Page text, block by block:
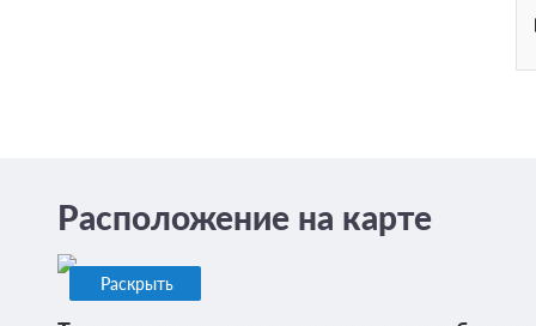
Расположение на карте
Раскрыть